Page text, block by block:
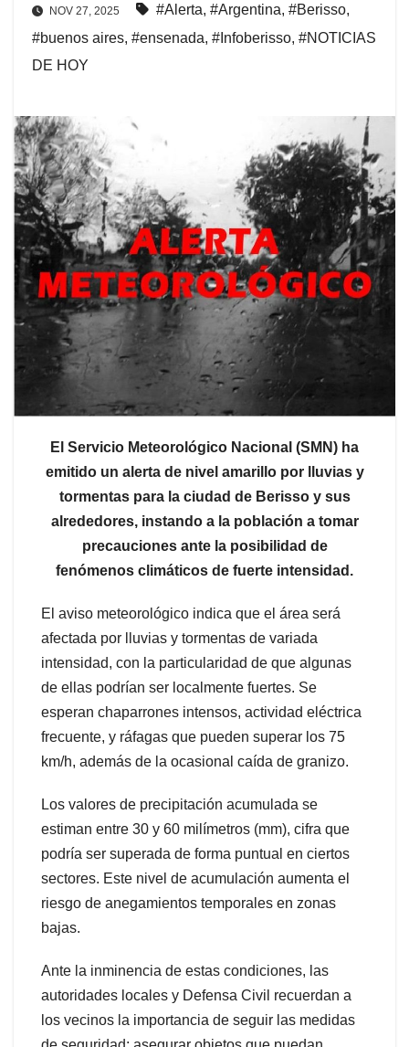
NOV 27, 2025 #Alerta, #Argentina, #Berisso,
#buenos aires, #ensenada, #Infoberisso, #NOTICIAS
DE HOY
El Servicio Meteorológico Nacional (SMN) ha
emitido un alerta de nivel amarillo por lluvias y
tormentas para la ciudad de Berisso y sus
alrededores, instando a la población a tomar
precauciones ante la posibilidad de
fenómenos climáticos de fuerte intensidad.
El aviso meteorológico indica que el área será
afectada por lluvias y tormentas de variada
intensidad, con la particularidad de que algunas
de ellas podrían ser localmente fuertes. Se
esperan chaparrones intensos, actividad eléctrica
frecuente, y ráfagas que pueden superar los 75
km/h, además de la ocasional caída de granizo.
Los valores de precipitación acumulada se
estiman entre 30 y 60 milímetros (mm), cifra que
podría ser superada de forma puntual en ciertos
sectores. Este nivel de acumulación aumenta el
riesgo de anegamientos temporales en zonas
bajas.
Ante la inminencia de estas condiciones, las
autoridades locales y Defensa Civil recuerdan a
los vecinos la importancia de seguir las medidas